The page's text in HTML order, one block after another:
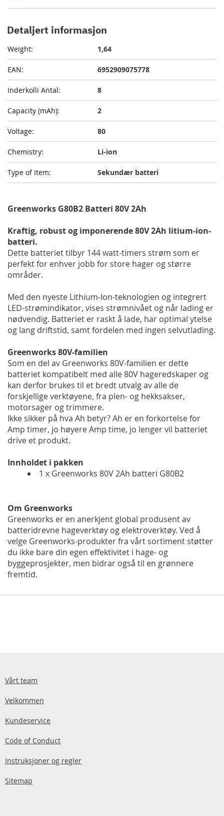
Detaljert informasjon
1,64
6952909075778
8
2
80
Li-ion
Sekundær batteri
Greenworks G80B2 Batteri 80V 2Ah
Kraftig, robust og imponerende 80V 2Ah litium-ion-
batteri.
Dette batteriet tilbyr 144 watt-timers strøm som er
perfekt for enhver jobb for store hager og større
områder.
Med den nyeste Lithium-Ion-teknologien og integrert
LED-strømindikator, vises strømnivået og når lading er
nødvendig. Batteriet er raskt å lade, har optimal ytelse
og lang driftstid, samt fordelen med ingen selvutlading.
Greenworks 80V-familien
Som en del av Greenworks 80V-familien er dette
batteriet kompatibelt med alle 80V hageredskaper og
kan derfor brukes til et bredt utvalg av alle de
forskjellige verktøyene, fra plen- og hekksakser,
motorsager og trimmere.
Ikke sikker på hva Ah betyr? Ah er en forkortelse for
Amp timer, jo høyere Amp time, jo lenger vil batteriet
drive et produkt.
Innholdet i pakken
1 x Greenworks 80V 2Ah batteri G80B2
Om Greenworks
Greenworks er en anerkjent global produsent av
batteridrevne hageverktøy og elektroverktøy. Ved å
velge Greenworks-produkter fra vårt sortiment støtter
du ikke bare din egen effektivitet i hage- og
byggeprosjekter, men bidrar også til en grønnere
fremtid.
Vårt team
Velkommen
Kundeservice
Code of Conduct
Instruksjoner og regler
Sitemap